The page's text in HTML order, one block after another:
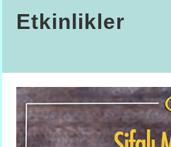
Etkinlikler